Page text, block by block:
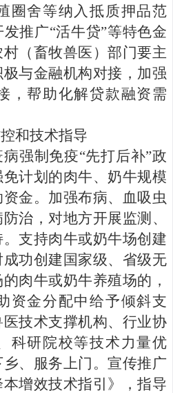
圈舍等纳入抵质押品范
推广“活牛贷”等特色金
（畜牧兽医）部门要主
与金融机构对接，加强
，帮助化解贷款融资需
和技术指导
强制免疫“先打后补”政
计划的肉牛、 奶牛规模
金。 加强布病、血吸虫
治，对地方开展监测、
。支持肉牛或奶牛场创建
功创建国家级、省级无
肉牛或奶牛养殖场的，
资金分配中给予倾斜支
技术支撑机构、行业协
科研院校等技术力量优
、服务上门。宣传推广
本增效技术指引》，指导